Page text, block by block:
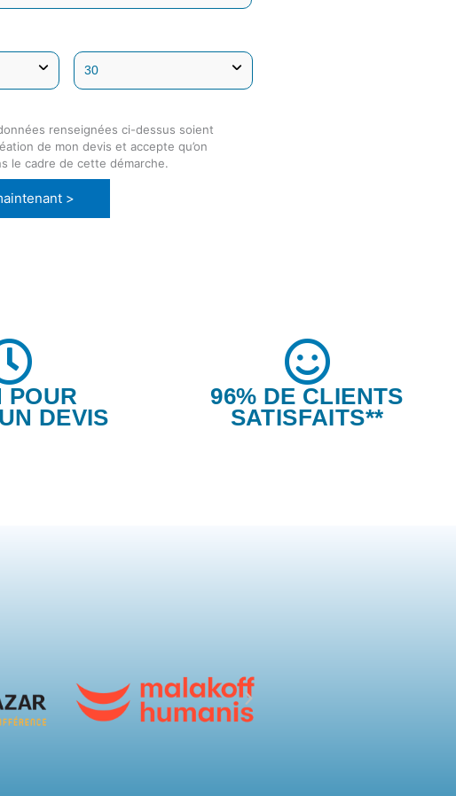
renseignées ci-dessus soient
de mon devis et accepte qu’on
le cadre de cette démarche.
>
POUR
DEVIS
96% DE CLIENTS
SATISFAITS**